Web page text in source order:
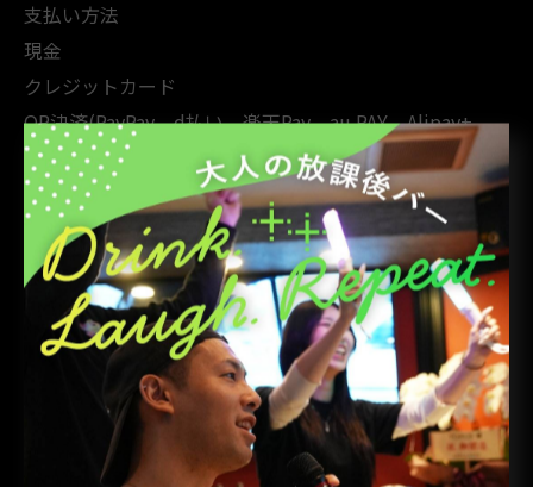
支払い方法
現金
クレジットカード
QR決済(PayPay、d払い、楽天Pay、au PAY、Alipay+
WeChat Pay、銀聯QR)
電子マネー(交通系IC、楽天Edy、iD、WAON、nanaco、
QUICPay)
#半額
#お得